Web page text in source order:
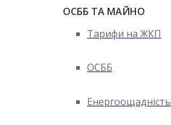
ОСББ ТА МАЙНО
Тарифи на ЖКП
ОСББ
Енергоощадність